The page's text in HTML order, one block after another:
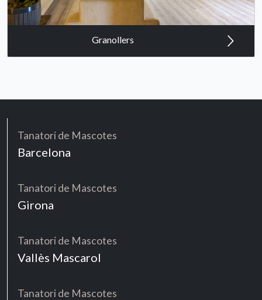
Granollers
Tanatori de Mascotes
Barcelona
Tanatori de Mascotes
Girona
Tanatori de Mascotes
Vallès Mascarol
Tanatori de Mascotes